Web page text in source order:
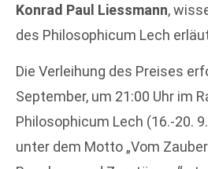
Konrad Paul Liessmann,
des Philosophicum Lech
Die Verleihung des Preises
September, um 21:00 Uhr im
Philosophicum Lech (16.-20.
unter dem Motto „Vom